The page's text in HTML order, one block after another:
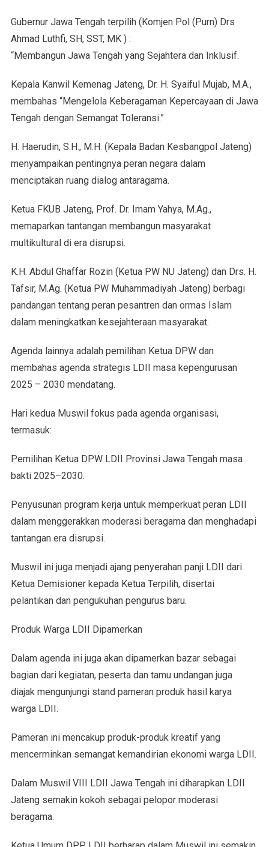
Gubernur Jawa Tengah terpilih (Komjen Pol (Purn) Drs
Ahmad Luthfi, SH, SST, MK ) :
“Membangun Jawa Tengah yang Sejahtera dan Inklusif.
Kepala Kanwil Kemenag Jateng, Dr. H. Syaiful Mujab, M.A.,
membahas “Mengelola Keberagaman Kepercayaan di Jawa
Tengah dengan Semangat Toleransi.”
H. Haerudin, S.H., M.H. (Kepala Badan Kesbangpol Jateng)
menyampaikan pentingnya peran negara dalam
menciptakan ruang dialog antaragama.
Ketua FKUB Jateng, Prof. Dr. Imam Yahya, M.Ag.,
memaparkan tantangan membangun masyarakat
multikultural di era disrupsi.
K.H. Abdul Ghaffar Rozin (Ketua PW NU Jateng) dan Drs. H.
Tafsir, M.Ag. (Ketua PW Muhammadiyah Jateng) berbagi
pandangan tentang peran pesantren dan ormas Islam
dalam meningkatkan kesejahteraan masyarakat.
Agenda lainnya adalah pemilihan Ketua DPW dan
membahas agenda strategis LDII masa kepengurusan
2025 – 2030 mendatang.
Hari kedua Muswil fokus pada agenda organisasi,
termasuk:
Pemilihan Ketua DPW LDII Provinsi Jawa Tengah masa
bakti 2025–2030.
Penyusunan program kerja untuk memperkuat peran LDII
dalam menggerakkan moderasi beragama dan menghadapi
tantangan era disrupsi.
Muswil ini juga menjadi ajang penyerahan panji LDII dari
Ketua Demisioner kepada Ketua Terpilih, disertai
pelantikan dan pengukuhan pengurus baru.
Produk Warga LDII Dipamerkan
Dalam agenda ini juga akan dipamerkan bazar sebagai
bagian dari kegiatan, peserta dan tamu undangan juga
diajak mengunjungi stand pameran produk hasil karya
warga LDII.
Pameran ini mencakup produk-produk kreatif yang
mencerminkan semangat kemandirian ekonomi warga LDII.
Dalam Muswil VIII LDII Jawa Tengah ini diharapkan LDII
Jateng semakin kokoh sebagai pelopor moderasi
beragama.